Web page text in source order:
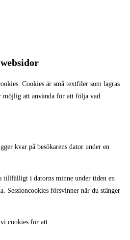
Cookies är små textfiler som lagras
möjlig att använda för att följa vad
kvar på besökarens dator under en
tillfälligt i datorns minne under tiden en
Sessioncookies försvinner när du stänger
cookies för att: